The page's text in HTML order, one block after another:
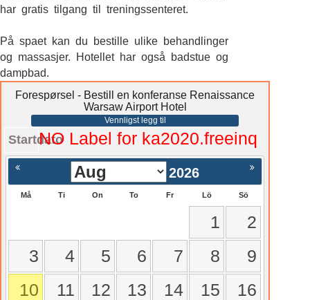
har gratis tilgang til treningssenteret.
På spaet kan du bestille ulike behandlinger
og massasjer. Hotellet har også badstue og
dampbad.
Forespørsel - Bestill en konferanse Renaissance
Warsaw Airport Hotel
Vennligst legg til
StartdatoNO Label for ka2020.freeinq
2026
Må Ti On To Fr Lö Sö
1
2
3
4 5 6 7 8
9
10
11 12 13 14 15
16